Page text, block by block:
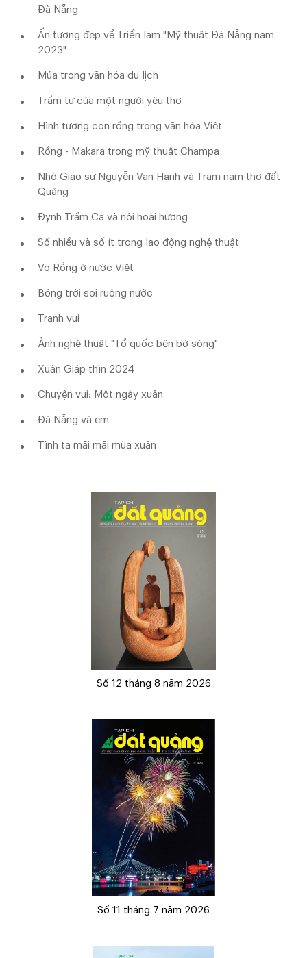
Đà Nẵng
Ấn tượng đẹp về Triển lãm "Mỹ thuật Đà Nẵng năm
2023"
Múa trong văn hóa du lịch
Trầm tư của một người yêu thơ
Hình tượng con rồng trong văn hóa Việt
Rồng - Makara trong mỹ thuật Champa
Nhớ Giáo sư Nguyễn Văn Hạnh và Trăm năm thơ đất
Quảng
Đynh Trầm Ca và nỗi hoài hương
Số nhiều và số ít trong lao động nghệ thuật
Võ Rồng ở nước Việt
Bóng trời soi ruộng nước
Tranh vui
Ảnh nghệ thuật "Tổ quốc bên bờ sóng"
Xuân Giáp thìn 2024
Chuyện vui: Một ngày xuân
Đà Nẵng và em
Tình ta mãi mãi mùa xuân
Số 12 tháng 8 năm 2026
Số 11 tháng 7 năm 2026